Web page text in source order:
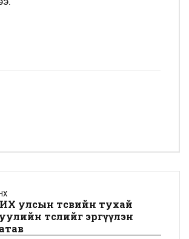
улсын төсвийн тухай
төслийг эргүүлэн